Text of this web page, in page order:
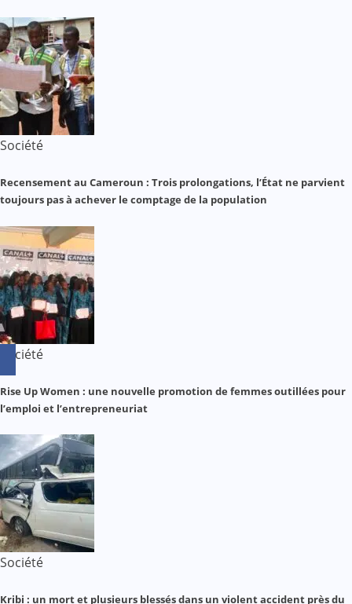
Société
Recensement au Cameroun : Trois prolongations, l’État ne parvient
toujours pas à achever le comptage de la population
Société
Rise Up Women : une nouvelle promotion de femmes outillées pour
l’emploi et l’entrepreneuriat
Société
Kribi : un mort et plusieurs blessés dans un violent accident près du